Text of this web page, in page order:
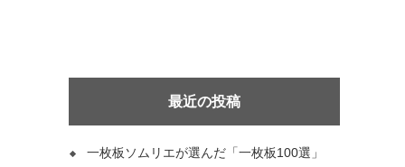
最近の投稿
一枚板ソムリエが選んだ「一枚板100選」